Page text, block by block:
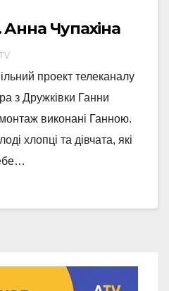
Чупахіна
проект телеканалу
з Дружківки Ганни
виконані Ганною.
хлопці та дівчата, які